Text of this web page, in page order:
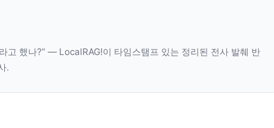
고 했나?” — LocalRAG!이 타임스탬프 있는 정리된 전사 발췌 반
.